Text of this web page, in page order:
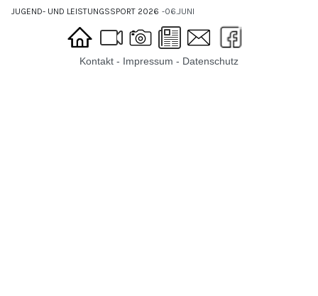
JUGEND- UND LEISTUNGSSPORT 2026 06.JUNI
Kontakt - Impressum - Datenschutz